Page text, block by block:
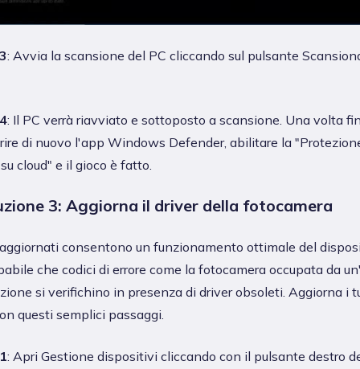
: Avvia la scansione del PC cliccando sul pulsante
: Il PC verrà riavviato e sottoposto a scansione. Una volta
di nuovo l'app Windows Defender, abilitare la
cloud" e il gioco è fatto.
3: Aggiorna il driver della fotocamera
consentono un funzionamento ottimale del
che codici di errore come la fotocamera occupata da
si verifichino in presenza di driver obsoleti. Aggiorna i
questi semplici passaggi.
: Apri Gestione dispositivi cliccando con il pulsante destro